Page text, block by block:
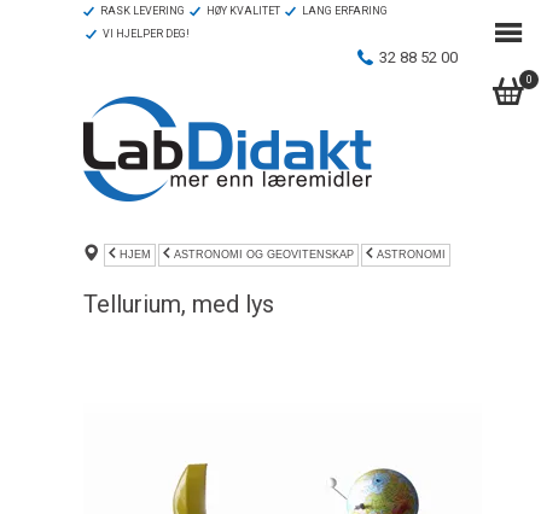
0
RASK LEVERING HØY KVALITET
LANG ERFARING
VI HJELPER DEG!
32 88 52 00
HJEM ASTRONOMI OG GEOVITENSKAP ASTRONOMI
Tellurium, med lys